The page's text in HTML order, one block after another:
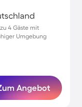
4 Gäste mit
Umgebung
Angebot